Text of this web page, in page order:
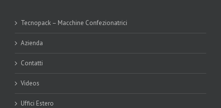
Tecnopack – Macchine Confezionatrici
Azienda
Contatti
Videos
Uffici Estero